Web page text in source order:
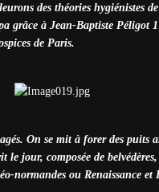
des théories hygiénistes
grâce à Jean-Baptiste Péligot
de Paris.
On se mit à forer des puits
jour, composée de
normandes ou Renaissance